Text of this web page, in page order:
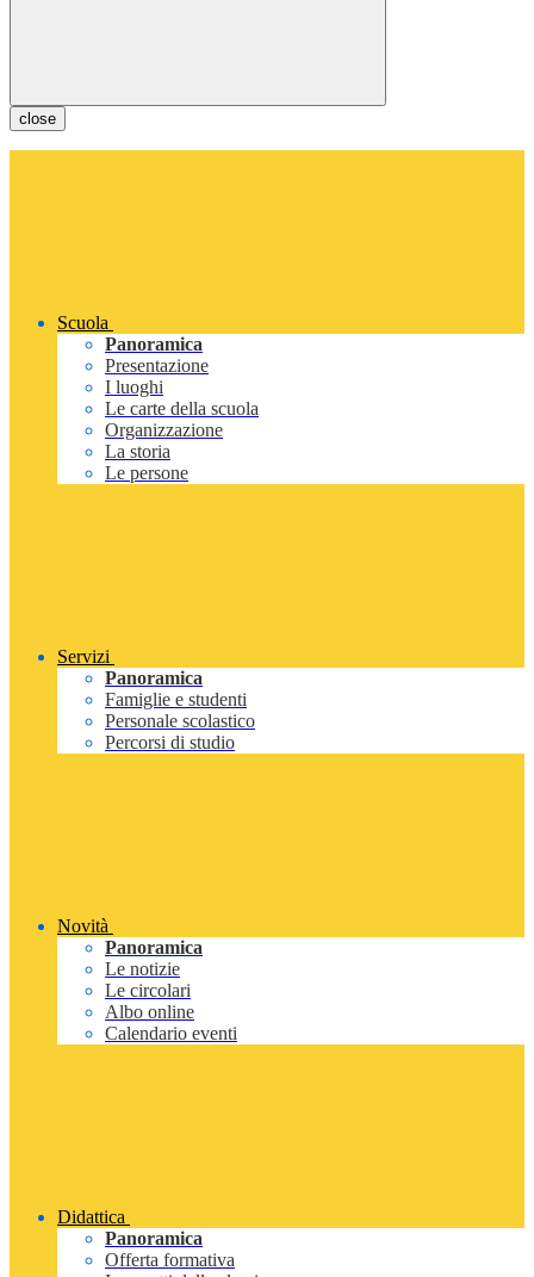
close
Scuola
Panoramica
Presentazione
I luoghi
Le carte della scuola
Organizzazione
La storia
Le persone
Servizi
Panoramica
Famiglie e studenti
Personale scolastico
Percorsi di studio
Novità
Panoramica
Le notizie
Le circolari
Albo online
Calendario eventi
Didattica
Panoramica
Offerta formativa